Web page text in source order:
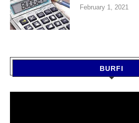
February 1, 2021
BURFI